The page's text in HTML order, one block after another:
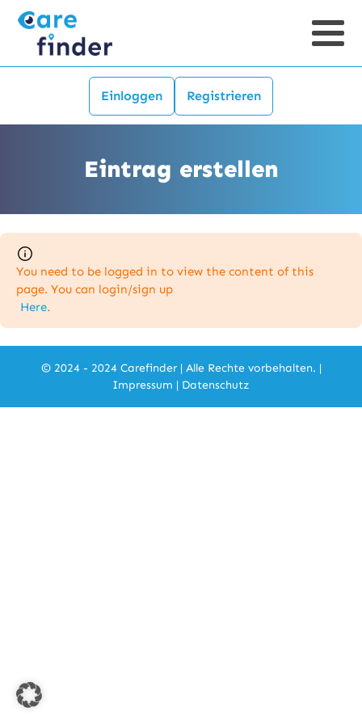
Einloggen Registrieren
Eintrag erstellen
You need to be logged in to view the content of this
page. You can login/sign up
Here.
© 2024 - 2024 Carefinder | Alle Rechte vorbehalten. |
Impressum | Datenschutz